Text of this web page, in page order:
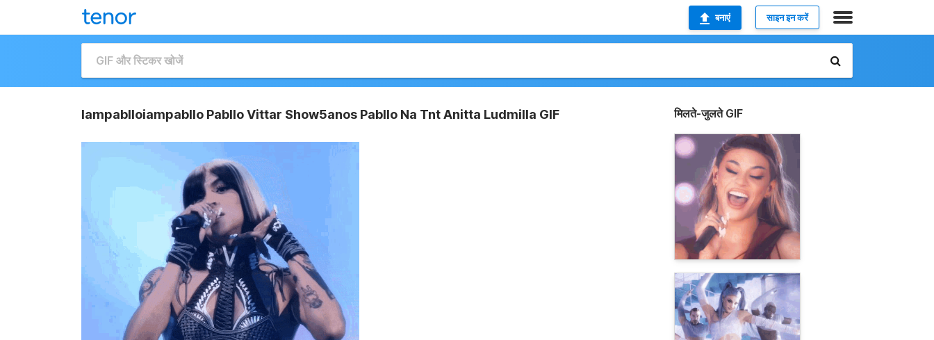
बनाएं साइन इन करें
Iampablloiampabllo Pabllo Vittar Show5anos Pabllo Na Tnt Anitta Ludmilla GIF मिलते-जुलते GIF